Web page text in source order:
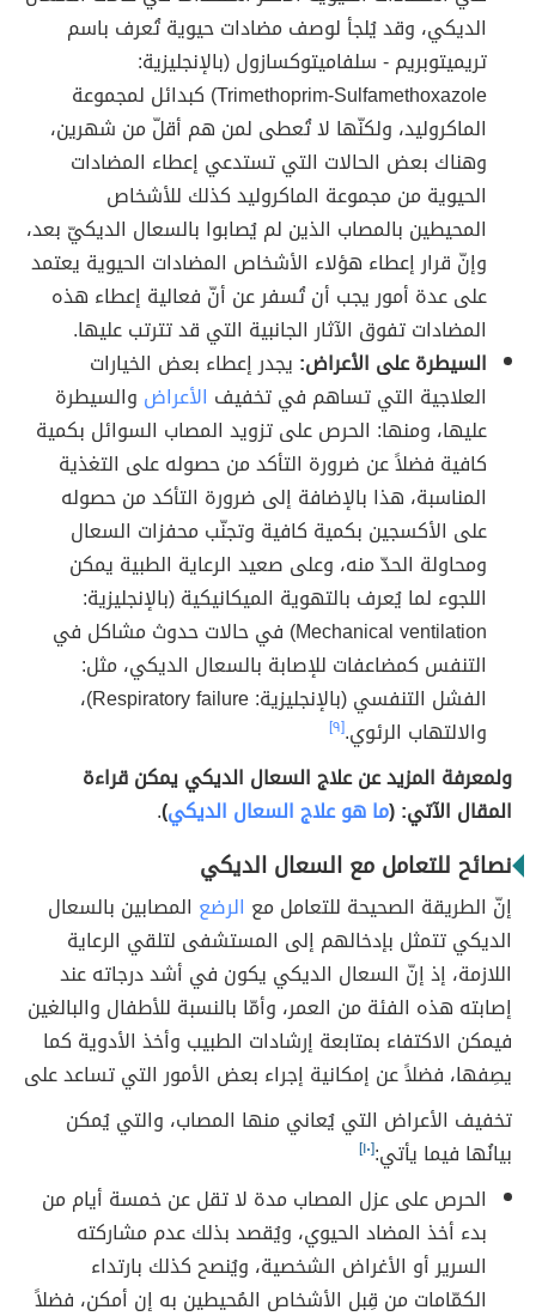
الديكي، وقد يُلجأ لوصف مضادات حيوية تُعرف باسم
تريميتوبريم - سلفاميتوكسازول (بالإنجليزية:
Trimethoprim-Sulfamethoxazole) كبدائل لمجموعة
الماكروليد، ولكنّها لا تُعطى لمن هم أقلّ من شهرين،
وهناك بعض الحالات التي تستدعي إعطاء المضادات
الحيوية من مجموعة الماكروليد كذلك للأشخاص
المحيطين بالمصاب الذين لم يُصابوا بالسعال الديكيّ بعد،
وإنّ قرار إعطاء هؤلاء الأشخاص المضادات الحيوية يعتمد
على عدة أمور يجب أن تُسفر عن أنّ فعالية إعطاء هذه
المضادات تفوق الآثار الجانبية التي قد تترتب عليها.
السيطرة على الأعراض: يجدر إعطاء بعض الخيارات
العلاجية التي تساهم في تخفيف الأعراض والسيطرة
عليها، ومنها: الحرص على تزويد المصاب السوائل بكمية
كافية فضلاً عن ضرورة التأكد من حصوله على التغذية
المناسبة، هذا بالإضافة إلى ضرورة التأكد من حصوله
على الأكسجين بكمية كافية وتجنّب محفزات السعال
ومحاولة الحدّ منه، وعلى صعيد الرعاية الطبية يمكن
اللجوء لما يُعرف بالتهوية الميكانيكية (بالإنجليزية:
Mechanical ventilation) في حالات حدوث مشاكل في
التنفس كمضاعفات للإصابة بالسعال الديكي، مثل:
الفشل التنفسي (بالإنجليزية: Respiratory failure)،
والالتهاب الرئوي.[٩]
ولمعرفة المزيد عن علاج السعال الديكي يمكن قراءة
المقال الآتي: (ما هو علاج السعال الديكي)
.
نصائح للتعامل مع السعال الديكي
إنّ الطريقة الصحيحة للتعامل مع الرضع المصابين بالسعال
الديكي تتمثل بإدخالهم إلى المستشفى لتلقي الرعاية
اللازمة، إذ إنّ السعال الديكي يكون في أشد درجاته عند
إصابته هذه الفئة من العمر، وأمّا بالنسبة للأطفال والبالغين
فيمكن الاكتفاء بمتابعة إرشادات الطبيب وأخذ الأدوية كما
يصِفها، فضلاً عن إمكانية إجراء بعض الأمور التي تساعد على
تخفيف الأعراض التي يُعاني منها المصاب، والتي يُمكن
بيانُها فيما يأتي:[١٠]
الحرص على عزل المصاب مدة لا تقل عن خمسة أيام من
بدء أخذ المضاد الحيوي، ويُقصد بذلك عدم مشاركته
السرير أو الأغراض الشخصية، ويُنصح كذلك بارتداء
الكمّامات من قِبل الأشخاص المُحيطين به إن أمكن، فضلاً